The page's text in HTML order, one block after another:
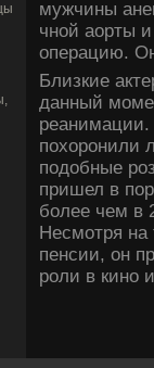
мужчины
чной аорты
операцию.
Близкие
данный
реанимации.
похоронили
подобные
пришел в
более чем в
Несмотря на
пенсии, он
роли в кино